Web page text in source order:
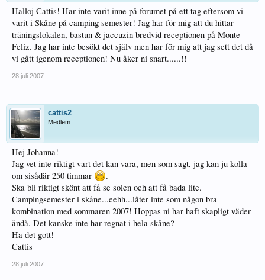
Halloj Cattis! Har inte varit inne på forumet på ett tag eftersom vi
varit i Skåne på camping semester! Jag har för mig att du hittar
träningslokalen, bastun & jaccuzin bredvid receptionen på Monte
Feliz. Jag har inte besökt det själv men har för mig att jag sett det då
vi gått igenom receptionen! Nu åker ni snart......!!
28 juli 2007
cattis2
Medlem
Hej Johanna!
Jag vet inte riktigt vart det kan vara, men som sagt, jag kan ju kolla
om sisådär 250 timmar
.
Ska bli riktigt skönt att få se solen och att få bada lite.
Campingsemester i skåne...eehh...låter inte som någon bra
kombination med sommaren 2007! Hoppas ni har haft skapligt väder
ändå. Det kanske inte har regnat i hela skåne?
Ha det gott!
Cattis
28 juli 2007